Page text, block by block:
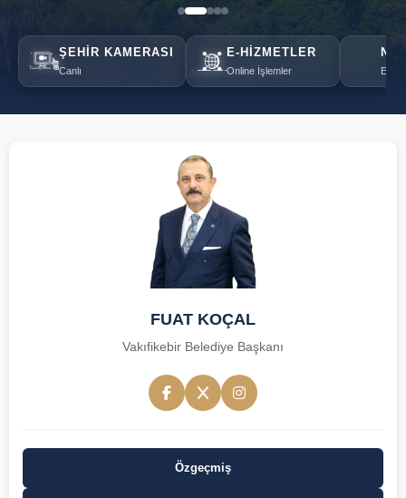
ŞEHIR KAMERASI
Canlı
E-HIZMETLER
Online İşlemler
FUAT KOÇAL
Vakıfikebir Belediye Başkanı
Özgeçmiş